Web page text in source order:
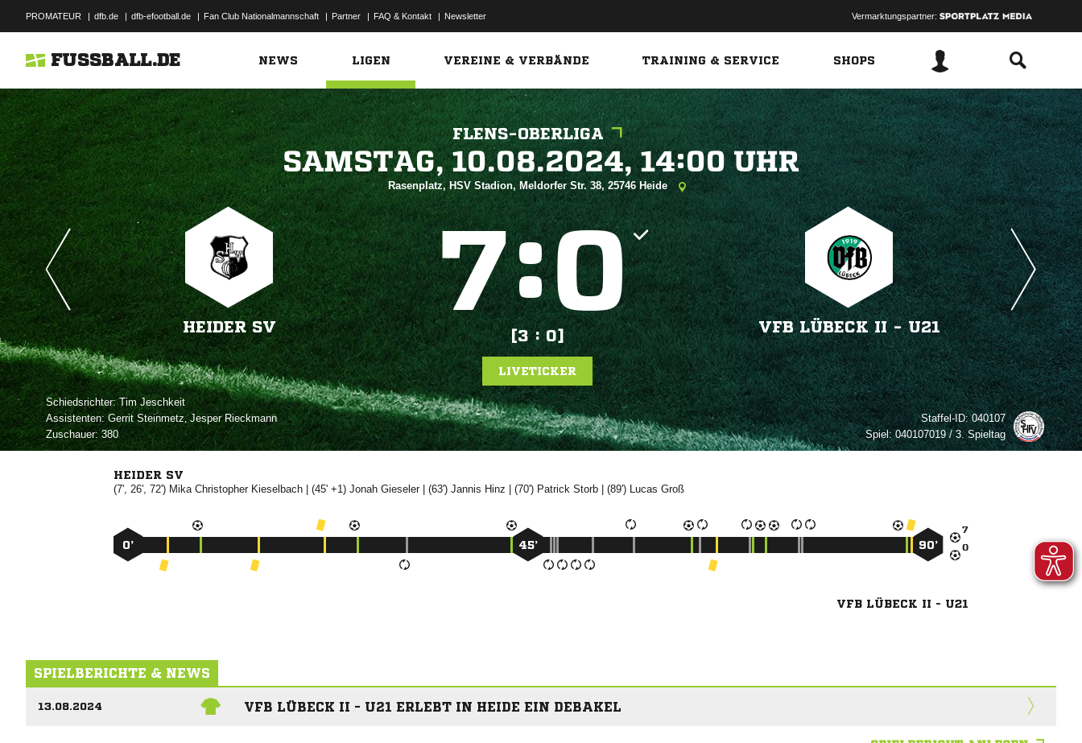
PROMATEUR | dfb.de | dfb-efootball.de | Fan Club Nationalmannschaft | Partner | FAQ & Kontakt | Newsletter Vermarktungspartner:
FUSSBALL.DE NEWS LIGEN VEREINE & VERBÄNDE TRAINING & SERVICE SHOPS
FLENS-OBERLIGA
   
Rasenplatz, HSV Stadion, Meldorfer Str. 38, 25746 Heide
HEIDER SV
:
[3 : 0]
VFB LÜBECK II - U21
LIVETICKER
Schiedsrichter: 
Assistenten: ,  
Zuschauer:380
Staffel-ID:040107
Spiel:040107019 / 3. Spieltag
HEIDER SV
(7', 26', 72')  | (45' +1) | (63')   | (70') | (89')  


0’ 45’ 90’
VFB LÜBECK II - U21
SPIELBERICHTE & NEWS
13.08.2024 VFB LÜBECK II - U21 ERLEBT IN HEIDE EIN DEBAKEL